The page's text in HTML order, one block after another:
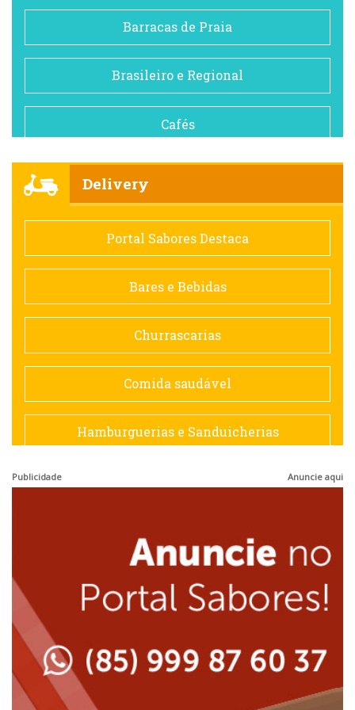
Barracas de Praia
Brasileiro e Regional
Cafés
Comida saudável
Contemporânea
Doceria
Espanhola
Francesa
Japonesa e Oriental
Lanchonetes
Massas
Delivery
Portal Sabores Destaca
Bares e Bebidas
Churrascarias
Comida saudável
Hamburguerias e Sanduicherias
Peixes e Frutos do Mar
Publicidade Anuncie aqui